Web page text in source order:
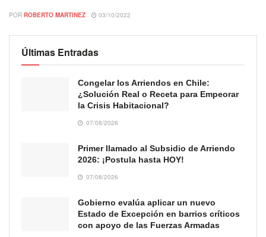
POR ROBERTO MARTINEZ 03/10/2022
Últimas Entradas
Congelar los Arriendos en Chile:
¿Solución Real o Receta para Empeorar
la Crisis Habitacional?
07/08/2026
Primer llamado al Subsidio de Arriendo
2026: ¡Postula hasta HOY!
07/08/2026
Gobierno evalúa aplicar un nuevo
Estado de Excepción en barrios críticos
con apoyo de las Fuerzas Armadas